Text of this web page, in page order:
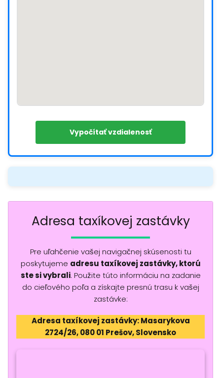
Vypočítať vzdialenosť
Adresa taxíkovej zastávky
Pre uľahčenie vašej navigačnej skúsenosti tu
poskytujeme adresu taxíkovej zastávky, ktorú
ste si vybrali. Použite túto informáciu na zadanie
do cieľového poľa a získajte presnú trasu k vašej
zastávke:
Adresa taxíkovej zastávky: Masarykova
2724/26, 080 01 Prešov, Slovensko